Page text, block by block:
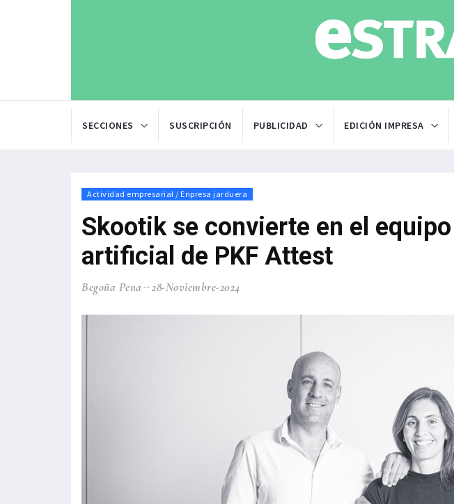
SECCIONES SUSCRIPCIÓN PUBLICIDAD EDICIÓN IMPRESA
Actividad empresarial / Enpresa jarduera
Skootik se convierte en el
artificial de PKF Attest
Begoña Pena 28-Noviembre-2024